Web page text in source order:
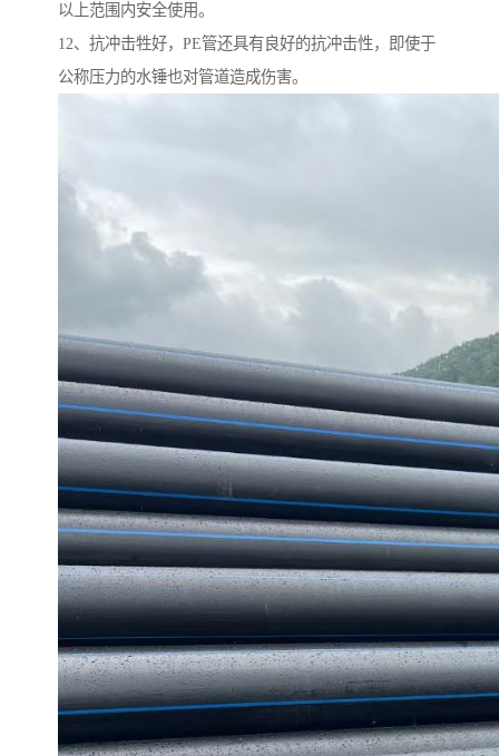
以上范围内安全使用。
12、抗冲击牲好，PE管还具有良好的抗冲击性，即使于
公称压力的水锤也对管道造成伤害。